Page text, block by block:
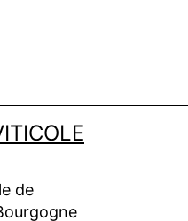
de